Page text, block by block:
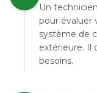
Un
pour évaluer
système de
extérieure. Il
besoins.